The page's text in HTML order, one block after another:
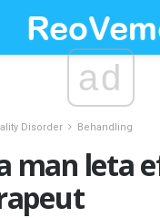
ad
Disorder Behandling
man leta